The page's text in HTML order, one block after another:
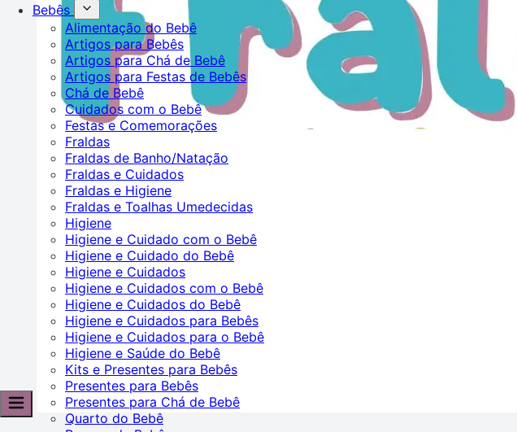
Bebês
Alimentação do Bebê
Artigos para Bebês
Artigos para Chá de Bebê
Artigos para Festas de Bebês
Chá de Bebê
Cuidados com o Bebê
Festas e Comemorações
Fraldas
Fraldas de Banho/Natação
Fraldas e Cuidados
Fraldas e Higiene
Fraldas e Toalhas Umedecidas
Higiene
Higiene e Cuidado com o Bebê
Higiene e Cuidado do Bebê
Higiene e Cuidados
Higiene e Cuidados com o Bebê
Higiene e Cuidados do Bebê
Higiene e Cuidados para Bebês
Higiene e Cuidados para o Bebê
Higiene e Saúde do Bebê
Kits e Presentes para Bebês
Presentes para Bebês
Presentes para Chá de Bebê
Quarto do Bebê